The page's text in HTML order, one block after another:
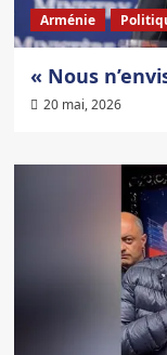
Arménie
« Nous
20 mai, 2026